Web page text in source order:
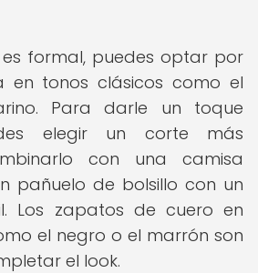
formal, puedes optar por
en tonos clásicos como el
Para darle un toque
elegir un corte más
con una camisa
pañuelo de bolsillo con un
Los zapatos de cuero en
el negro o el marrón son
el look.